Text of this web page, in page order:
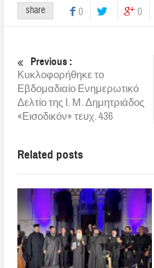
share 0 0
Previous :
Κυκλοφορήθηκε το
Εβδομαδιαίο Ενημερωτικό
Δελτίο της Ι. Μ. Δημητριάδος
«Εισοδικόν» τευχ. 436
Related posts